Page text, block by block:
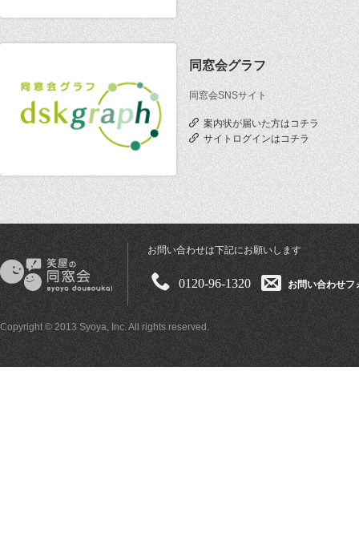
同窓会グラフ
同窓会SNSサイト
案内状が届いた方はコチラ
サイトログインはコチラ
お問い合わせは下記にお願いします
0120-96-1320 お問い合わせフ
Copyright © 2013 Syoya, Inc. All rights reserved.